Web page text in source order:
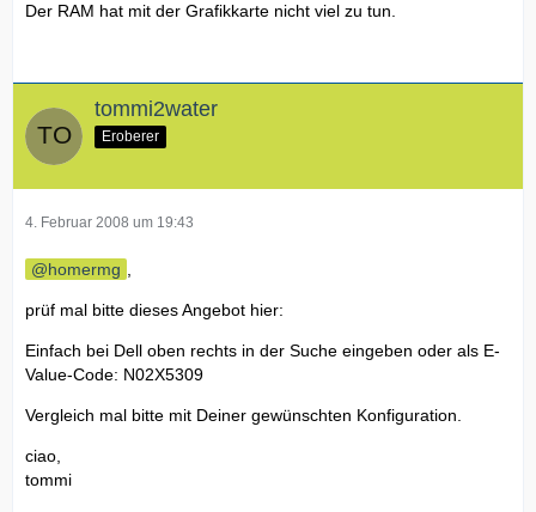
Der RAM hat mit der Grafikkarte nicht viel zu tun.
tommi2water
Eroberer
4. Februar 2008 um 19:43
homermg
prüf mal bitte dieses Angebot hier:
Einfach bei Dell oben rechts in der Suche eingeben oder als E-
Value-Code: N02X5309
Vergleich mal bitte mit Deiner gewünschten Konfiguration.
ciao,
tommi